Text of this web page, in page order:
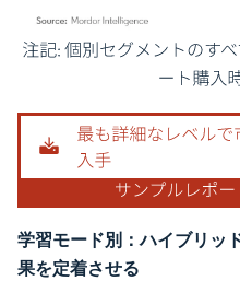
画像 © Mordor Intelligence。再利用
学習モード別：ハイブリッ
果を定着させる